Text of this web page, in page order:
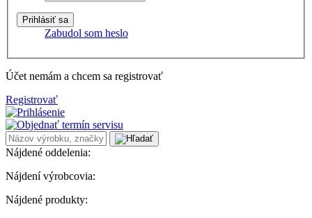
Zabudol som heslo
Účet nemám a chcem sa registrovať
Registrovať
Nájdené oddelenia:
Nájdení výrobcovia:
Nájdené produkty: